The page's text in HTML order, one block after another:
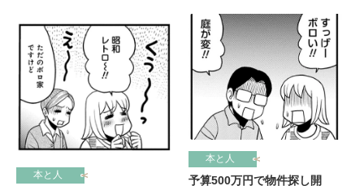
本と人
本と人
予算500万円で物件探し開